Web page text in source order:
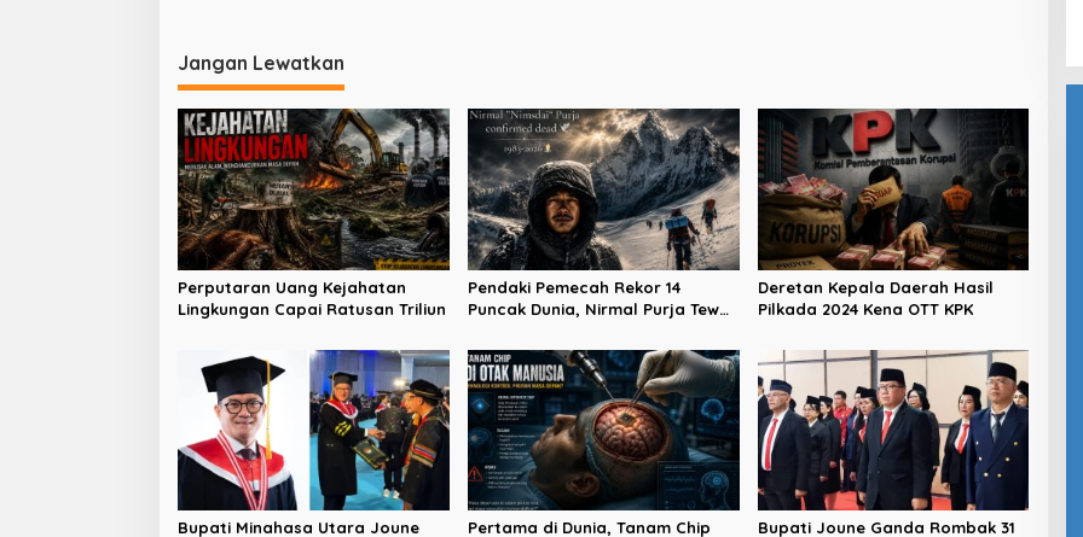
p
o
s
Jangan Lewatkan
Perputaran Uang Kejahatan
Lingkungan Capai Ratusan Triliun
Pendaki Pemecah Rekor 14
Puncak Dunia, Nirmal Purja Tewas
Deretan Kepala Daerah Hasil
Pilkada 2024 Kena OTT KPK
Bupati Minahasa Utara Joune Pertama di Dunia, Tanam Chip Bupati Joune Ganda Rombak 31